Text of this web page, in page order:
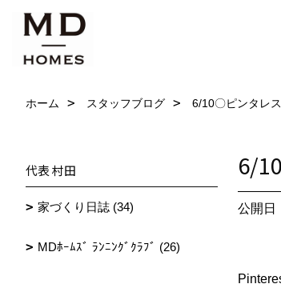
ホーム スタッフブログ 6/10〇ピンタレ
6/
公開日
代表 村田
家づくり日誌 (34)
MDﾎｰﾑｽﾞ ﾗﾝﾆﾝｸﾞｸﾗﾌﾞ (26)